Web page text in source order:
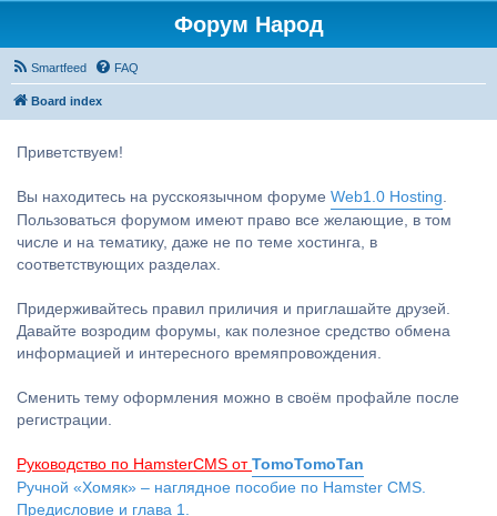
Форум Народ
Smartfeed FAQ
Board index
Приветствуем!
Вы находитесь на русскоязычном форуме Web1.0 Hosting.
Пользоваться форумом имеют право все желающие, в том
числе и на тематику, даже не по теме хостинга, в
соответствующих разделах.
Придерживайтесь правил приличия и приглашайте друзей.
Давайте возродим форумы, как полезное средство обмена
информацией и интересного времяпровождения.
Сменить тему оформления можно в своём профайле после
регистрации.
Руководство по HamsterCMS от TomoTomoTan
Ручной «Хомяк» – наглядное пособие по Hamster CMS.
Предисловие и глава 1.